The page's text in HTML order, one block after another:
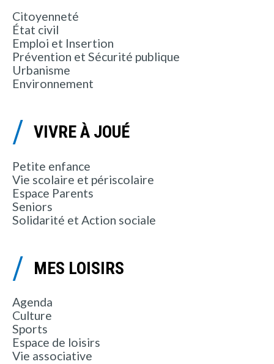
Citoyenneté
État civil
Emploi et Insertion
Prévention et Sécurité publique
Urbanisme
Environnement
VIVRE À JOUÉ
Petite enfance
Vie scolaire et périscolaire
Espace Parents
Seniors
Solidarité et Action sociale
MES LOISIRS
Agenda
Culture
Sports
Espace de loisirs
Vie associative